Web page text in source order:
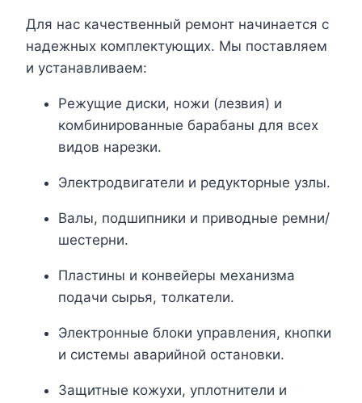
Для нас качественный ремонт начинается с
надежных комплектующих. Мы поставляем
и устанавливаем:
Режущие диски, ножи (лезвия) и
комбинированные барабаны для всех
видов нарезки.
Электродвигатели и редукторные узлы.
Валы, подшипники и приводные ремни/
шестерни.
Пластины и конвейеры механизма
подачи сырья, толкатели.
Электронные блоки управления, кнопки
и системы аварийной остановки.
Защитные кожухи, уплотнители и